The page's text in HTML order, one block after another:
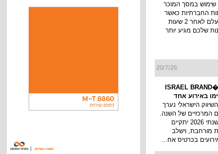
שימוש במסך המוכר
החברתיות כאשר
הסטורי שלך נעלם לאחר 2 שעות
שלכם מגיע יותר
20/7/26
כנס המיתוג ו�ISRAEL BRAND
הישראלי נערך
המרכזיים של השנה.
כנס המיתוג השנתי 2026 יתקיים
מורחבת, וישלב
בכרטיס אח...